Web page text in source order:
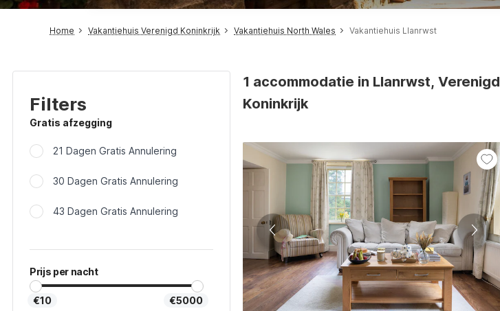
Home Vakantiehuis Verenigd Koninkrijk Vakantiehuis North Wales Vakantiehuis Llanrwst
Filters
Gratis afzegging
21 Dagen Gratis Annulering
30 Dagen Gratis Annulering
43 Dagen Gratis Annulering
Prijs per nacht
€10 €5000
1 accommodatie in Llanrwst, Verenigd
Koninkrijk